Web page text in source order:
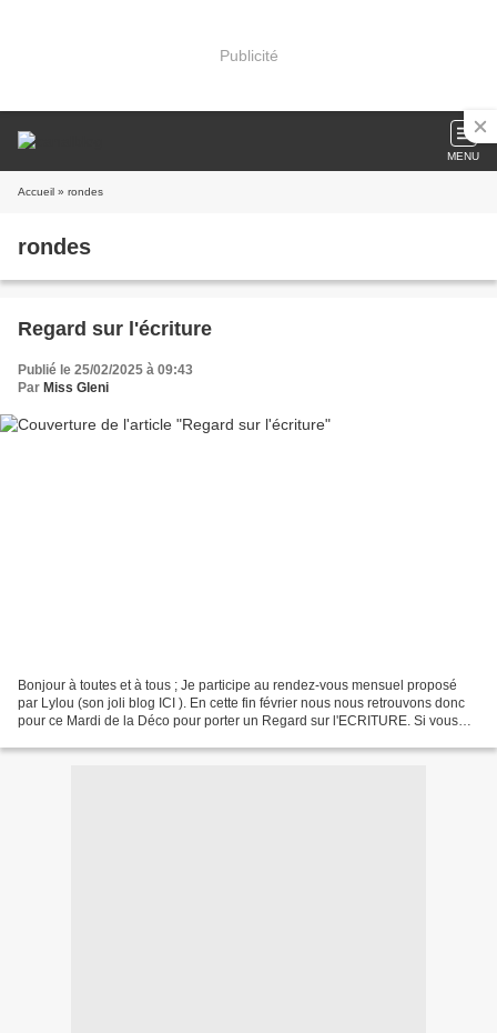
Publicité
MENU
Accueil » rondes
rondes
Regard sur l'écriture
Publié le 25/02/2025 à 09:43
Par Miss Gleni
Bonjour à toutes et à tous ; Je participe au rendez-vous mensuel proposé
par Lylou (son joli blog ICI ). En cette fin février nous nous retrouvons donc
pour ce Mardi de la Déco pour porter un Regard sur l'ECRITURE. Si vous